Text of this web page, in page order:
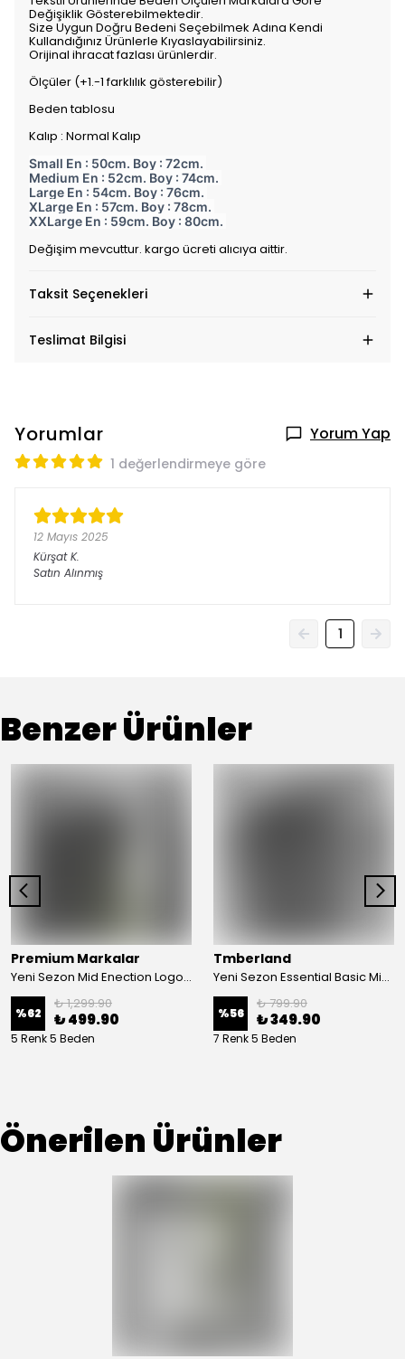
Değişiklik Gösterebilmektedir.
Size Uygun Doğru Bedeni Seçebilmek Adına Kendi
Kullandığınız Ürünlerle Kıyaslayabilirsiniz.
Orijinal ihracat fazlası ürünlerdir.
Ölçüler (+1.-1 farklılık gösterebilir)
Beden tablosu
Kalıp : Normal Kalıp
Small En : 50cm. Boy : 72cm.
Medium En : 52cm. Boy : 74cm.
Large En : 54cm. Boy : 76cm.
XLarge En : 57cm. Boy : 78cm.
XXLarge En : 59cm. Boy : 80cm.
Değişim mevcuttur. kargo ücreti alıcıya aittir.
Taksit Seçenekleri
Teslimat Bilgisi
Yorumlar Yorum Yap
1 değerlendirmeye göre
12 Mayıs 2025
Kürşat K.
Satın Alınmış
1
Benzer Ürünler
Premium Markalar
Yeni Sezon Mid Enection Logo T-shirt
%62
₺ 1,299.90
₺ 499.90
5 Renk 5 Beden
Tmberland
Yeni Sezon Essential Basic Mini Logo T-shirt
%56
₺ 799.90
₺ 349.90
7 Renk 5 Beden
Önerilen Ürünler